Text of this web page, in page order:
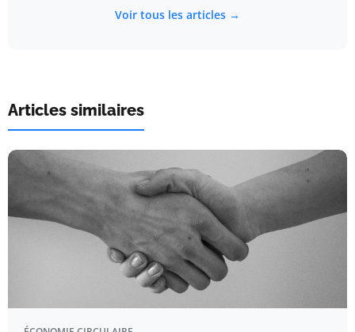
Voir tous les articles →
Articles similaires